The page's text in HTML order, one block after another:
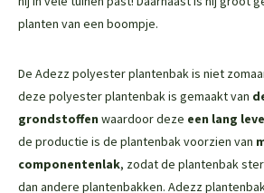
planten van een boompje.
De Adezz polyester plantenbak is niet
deze polyester plantenbak is gemaakt van
grondstoffen waardoor deze een lang
de productie is de plantenbak voorzien van
componentenlak, zodat de plantenbak
dan andere plantenbakken. Adezz